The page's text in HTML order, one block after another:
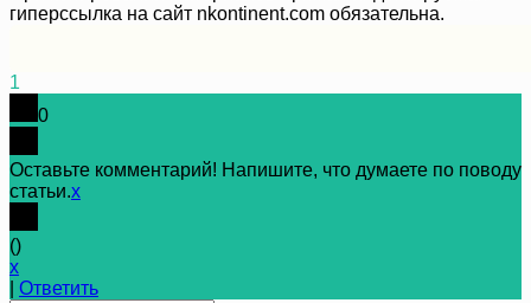
гиперссылка на сайт nkontinent.com обязательна.
1
0
Оставьте комментарий! Напишите, что думаете по поводу
статьи.x
()
x
Ответить